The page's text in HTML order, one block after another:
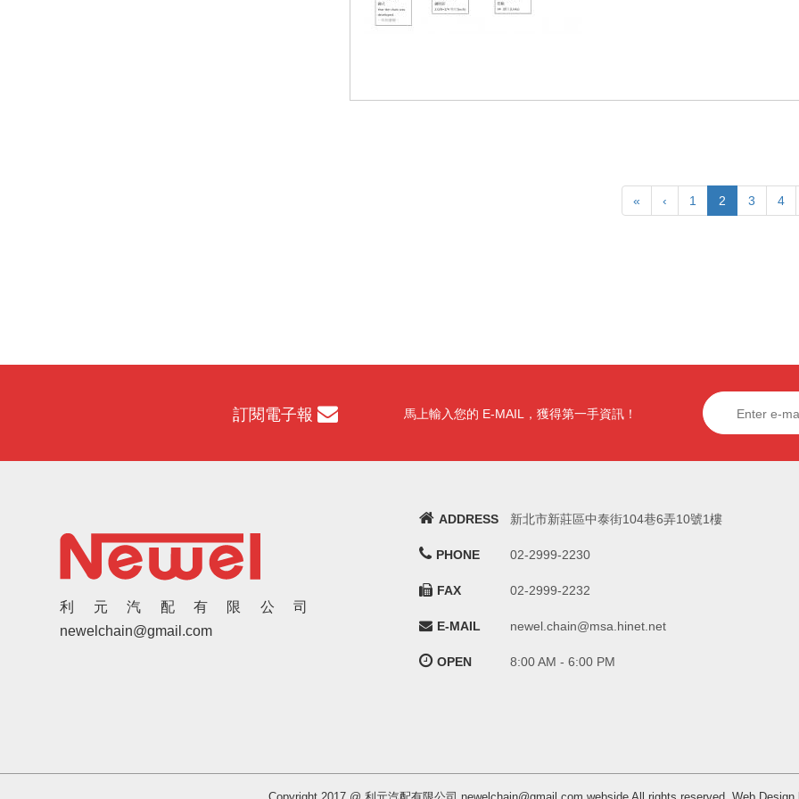
« ‹ 1 2 3 4
訂閱電子報 馬上輸入您的 E-MAIL，獲得第一手資訊！
利元汽配有限公司
newelchain@gmail.com
ADDRESS 新北市新莊區中泰街104巷6弄10號1樓
PHONE 02-2999-2230
FAX 02-2999-2232
E-MAIL newel.chain@msa.hinet.net
OPEN 8:00 AM - 6:00 PM